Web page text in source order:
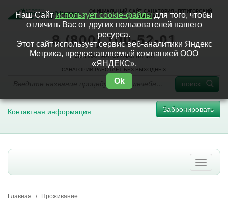
ОФИЦИАЛЬНЫЙ САЙТ САНАТОРИЯ «ПЯТИГОРСКИЙ
НАРЗАН»
8 (800) 100-52-01
БЕСПЛАТНАЯ ГОРЯЧАЯ ЛИНИЯ
САНАТОРИЙ РАБОТАЕТ БЕЗ ВЫХОДНЫХ
поиск
Контактная информация Забронировать
Главная / Проживание
Наш Сайтиспользует cookie-файлыдля того, чтобы
отличить Вас от других пользователей нашего
ресурса.
Этот сайт использует сервис веб-аналитики Яндекс
Метрика, предоставляемый компанией ООО
«ЯНДЕКС».
Ok